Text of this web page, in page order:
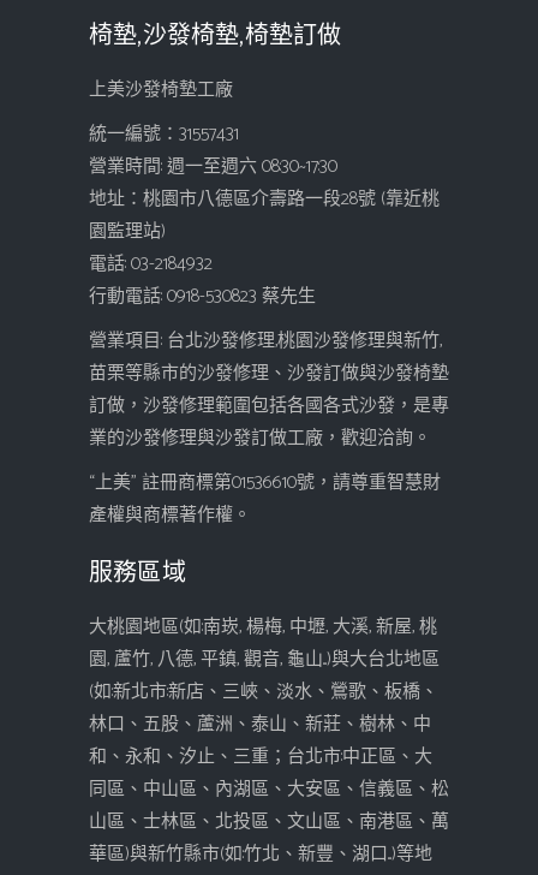
椅墊,沙發椅墊,椅墊訂做
上美沙發椅墊工廠
統一編號：31557431
營業時間: 週一至週六 08:30~17:30
地址：桃園市八德區介壽路一段28號 (靠近桃
園監理站)
電話: 03-2184932
行動電話: 0918-530823 蔡先生
營業項目: 台北沙發修理,桃園沙發修理與新竹,
苗栗等縣市的沙發修理、沙發訂做與沙發椅墊
訂做，沙發修理範圍包括各國各式沙發，是專
業的沙發修理與沙發訂做工廠，歡迎洽詢。
“上美” 註冊商標第01536610號，請尊重智慧財
產權與商標著作權。
服務區域
大桃園地區(如:南崁, 楊梅, 中壢, 大溪, 新屋, 桃
園, 蘆竹, 八德, 平鎮, 觀音, 龜山...)與大台北地區
(如:新北市:新店、三峽、淡水、鶯歌、板橋、
林口、五股、蘆洲、泰山、新莊、樹林、中
和、永和、汐止、三重；台北市:中正區、大
同區、中山區、內湖區、大安區、信義區、松
山區、士林區、北投區、文山區、南港區、萬
華區)與新竹縣市(如:竹北、新豐、湖口...)等地